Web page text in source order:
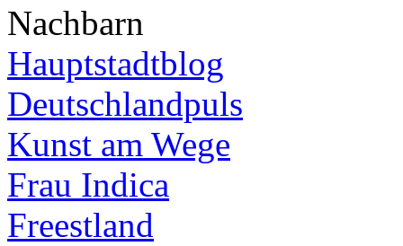
Nachbarn
Hauptstadtblog
Deutschlandpuls
Kunst am Wege
Frau Indica
Freestland